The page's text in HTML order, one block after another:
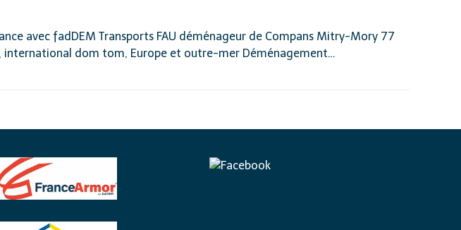
avec fadDEM Transports FAU déménageur de Compans Mitry-Mory 77
international dom tom, Europe et outre-mer Déménagement…